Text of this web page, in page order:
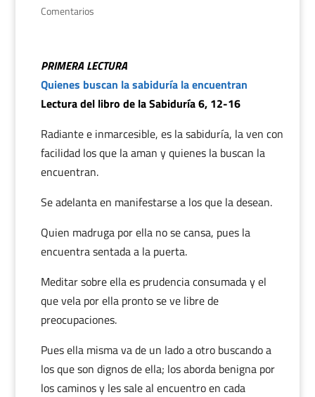
Comentarios
PRIMERA LECTURA
Quienes buscan la sabiduría la encuentran
Lectura del libro de la Sabiduría 6, 12-16
Radiante e inmarcesible, es la sabiduría, la ven con
facilidad los que la aman y quienes la buscan la
encuentran.
Se adelanta en manifestarse a los que la desean.
Quien madruga por ella no se cansa, pues la
encuentra sentada a la puerta.
Meditar sobre ella es prudencia consumada y el
que vela por ella pronto se ve libre de
preocupaciones.
Pues ella misma va de un lado a otro buscando a
los que son dignos de ella; los aborda benigna por
los caminos y les sale al encuentro en cada